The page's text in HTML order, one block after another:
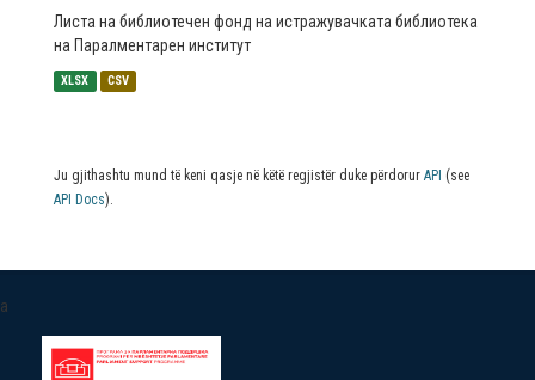
Листа на библиотечен фонд на истражувачката библиотека
на Паралментарен институт
XLSX CSV
Ju gjithashtu mund të keni qasje në këtë regjistër duke përdorur API (see
API Docs).
a